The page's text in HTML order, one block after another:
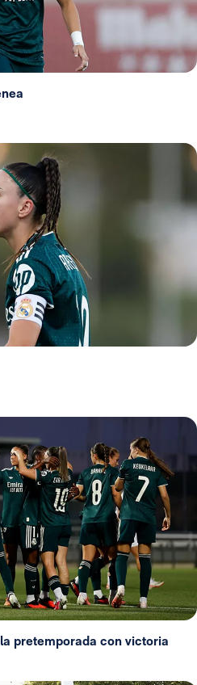
pretemporada con victoria